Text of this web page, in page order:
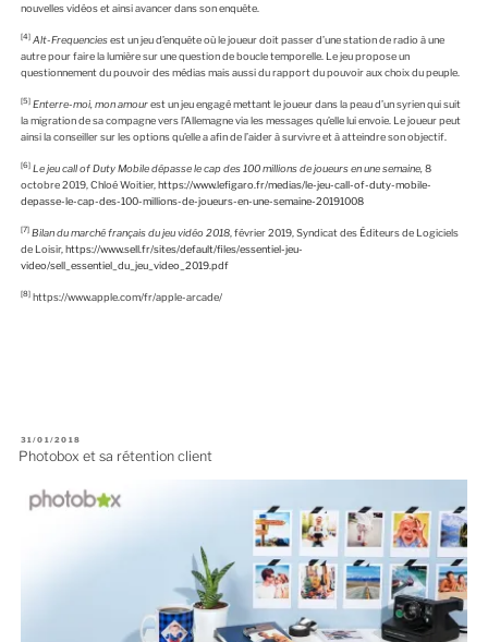
nouvelles vidéos et ainsi avancer dans son enquête.
[4] Alt-Frequenciesest un jeu d’enquête où le joueur doit passer d’une station de radio à une
autre pour faire la lumière sur une question de boucle temporelle. Le jeu propose un
questionnement du pouvoir des médias mais aussi du rapport du pouvoir aux choix du peuple.
[5] Enterre-moi, mon amourest un jeu engagé mettant le joueur dans la peau d’un syrien qui suit
la migration de sa compagne vers l’Allemagne via les messages qu’elle lui envoie. Le joueur peut
ainsi la conseiller sur les options qu’elle a afin de l’aider à survivre et à atteindre son objectif.
[6] Le jeu call of Duty Mobile dépasse le cap des 100 millions de joueurs en une semaine, 8
octobre 2019, Chloé Woitier, https://www.lefigaro.fr/medias/le-jeu-call-of-duty-mobile-
depasse-le-cap-des-100-millions-de-joueurs-en-une-semaine-20191008
[7] Bilan du marché français du jeu vidéo 2018, février 2019, Syndicat des Éditeurs de Logiciels
de Loisir, https://www.sell.fr/sites/default/files/essentiel-jeu-
video/sell_essentiel_du_jeu_video_2019.pdf
[8]https://www.apple.com/fr/apple-arcade/
P
U
B
31/01/2018
Photobox et sa rétention client